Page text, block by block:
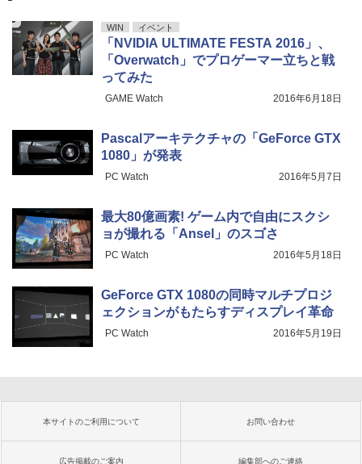
WIN イベント
「NVIDIA ULTIMATE FESTA 2016」、
「Overwatch」でプロゲーマー立ちと戦
ってみた
GAME Watch 2016年6月18日
Pascalアーキテクチャの「GeForce GTX
1080」が発表
PC Watch 2016年5月7日
最大80億画素! ゲーム内で自由にスクシ
ョが撮れる「Ansel」のスゴさ
PC Watch 2016年5月18日
GeForce GTX 1080の同時マルチプロジ
ェクションがもたらすディスプレイ革命
PC Watch 2016年5月19日
本サイトのご利用について お問い合わせ
広告掲載のご案内 編集部へのご連絡